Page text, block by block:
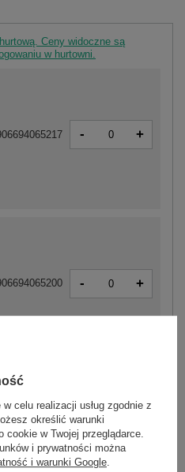
Ceny widoczne są
w hurtowni.
- +
- +
ZOBACZ CENĘ
Zadaj pytanie
celu realizacji usług zgodnie z
określić warunki
cookie w Twojej przeglądarce.
i prywatności można
i warunki Google.